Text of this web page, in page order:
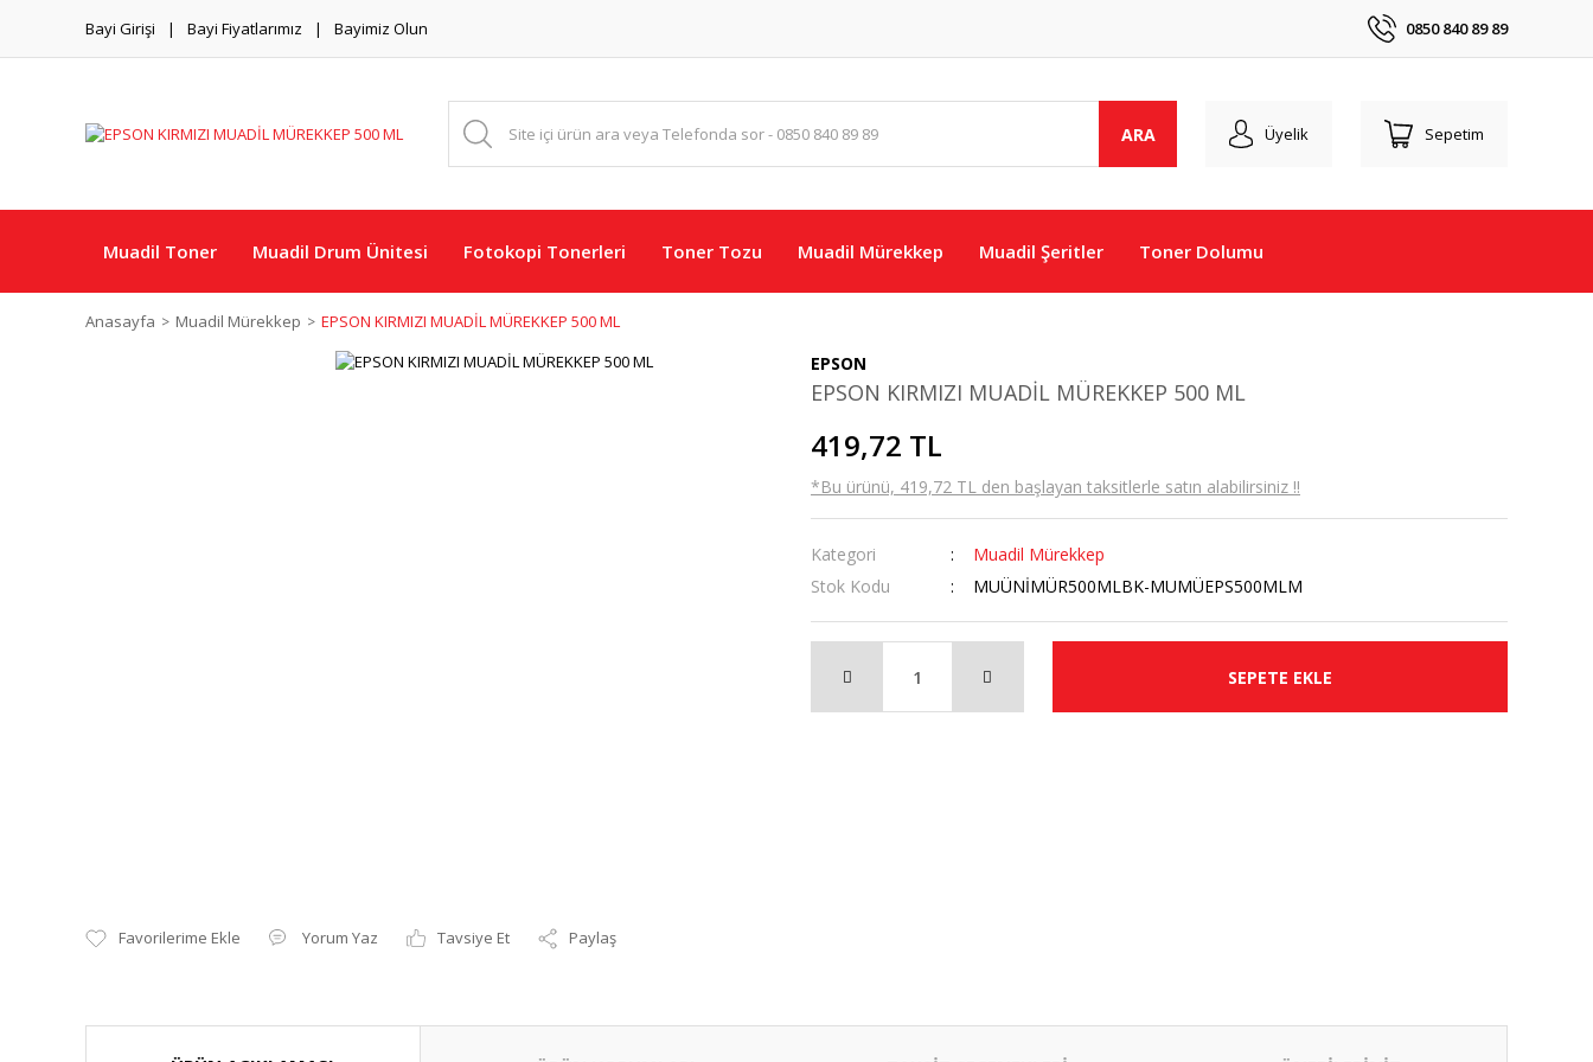
Bayi Girişi Bayi Fiyatlarımız Bayimiz Olun 0850 840 89 89
ARA Üyelik Sepetim
Muadil Toner Muadil Drum Ünitesi Fotokopi Tonerleri Toner Tozu Muadil Mürekkep Muadil Şeritler Toner Dolumu
Anasayfa Muadil Mürekkep EPSON KIRMIZI MUADİL MÜREKKEP 500 ML
Yorum Yaz Tavsiye Et Paylaş
EPSON
EPSON KIRMIZI MUADİL MÜREKKEP 500 ML
419,72 TL
*Bu ürünü, 419,72 TL den başlayan taksitlerle satın alabilirsiniz !!
Kategori
Muadil Mürekkep
Stok Kodu
MUÜNİMÜR500MLBK-MUMÜEPS500MLM
SEPETE EKLE